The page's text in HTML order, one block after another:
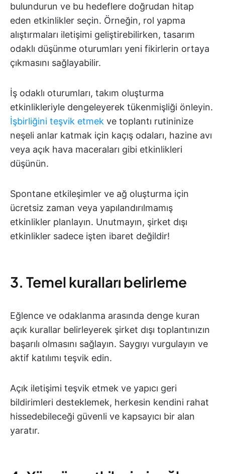
bulundurun ve bu hedeflere doğrudan hitap
eden etkinlikler seçin. Örneğin, rol yapma
alıştırmaları iletişimi geliştirebilirken, tasarım
odaklı düşünme oturumları yeni fikirlerin ortaya
çıkmasını sağlayabilir.
İş odaklı oturumları, takım oluşturma
etkinlikleriyle dengeleyerek tükenmişliği önleyin.
İşbirliğini teşvik etmek ve toplantı rutininize
neşeli anlar katmak için kaçış odaları, hazine avı
veya açık hava maceraları gibi etkinlikleri
düşünün.
Spontane etkileşimler ve ağ oluşturma için
ücretsiz zaman veya yapılandırılmamış
etkinlikler planlayın. Unutmayın, şirket dışı
etkinlikler sadece işten ibaret değildir!
3. Temel kuralları belirleme
Eğlence ve odaklanma arasında denge kuran
açık kurallar belirleyerek şirket dışı toplantınızın
başarılı olmasını sağlayın. Saygıyı vurgulayın ve
aktif katılımı teşvik edin.
Açık iletişimi teşvik etmek ve yapıcı geri
bildirimleri desteklemek, herkesin kendini rahat
hissedebileceği güvenli ve kapsayıcı bir alan
yaratır.